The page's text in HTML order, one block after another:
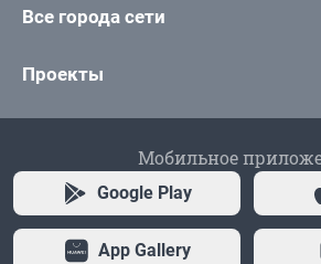
Все города сети
Проекты
Мобильное
Google Play
App Gallery